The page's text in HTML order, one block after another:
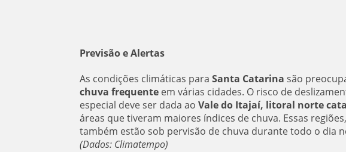
Previsão e Alertas
As condições climáticas para Santa Catarina são
chuva frequenteem várias cidades. O risco de
especial deve ser dada ao Vale do Itajaí, litoral norte
áreas que tiveram maiores índices de chuva. Essas
também estão sob pervisão de chuva durante todo o dia
(Dados: Climatempo)